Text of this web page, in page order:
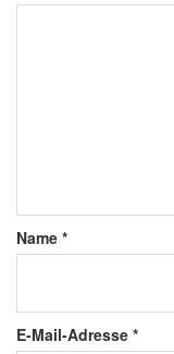
Name *
E-Mail-Adresse *